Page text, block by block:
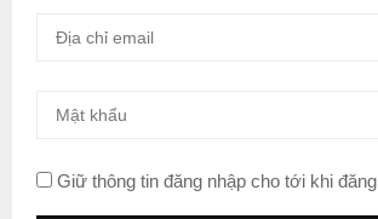
Giữ thông tin đăng nhập cho tới khi